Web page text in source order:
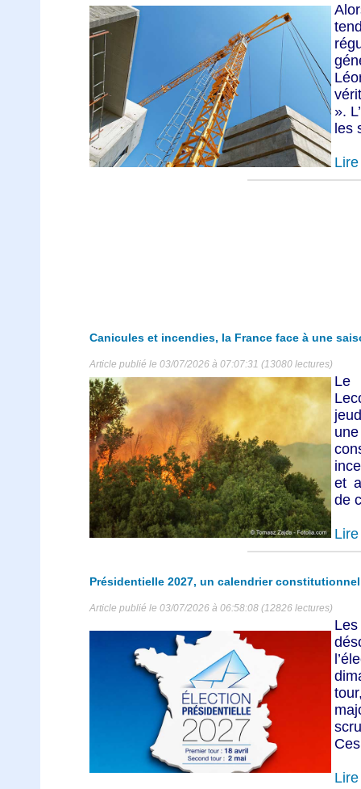
».
les
Canicules et incendies, la France face à une
Article publié le 03/07/2026 à 07:07:31 (13080 lectures)
Le
et
de
Présidentielle 2027, un calendrier
Article publié le 03/07/2026 à 06:58:08 (12826 lectures)